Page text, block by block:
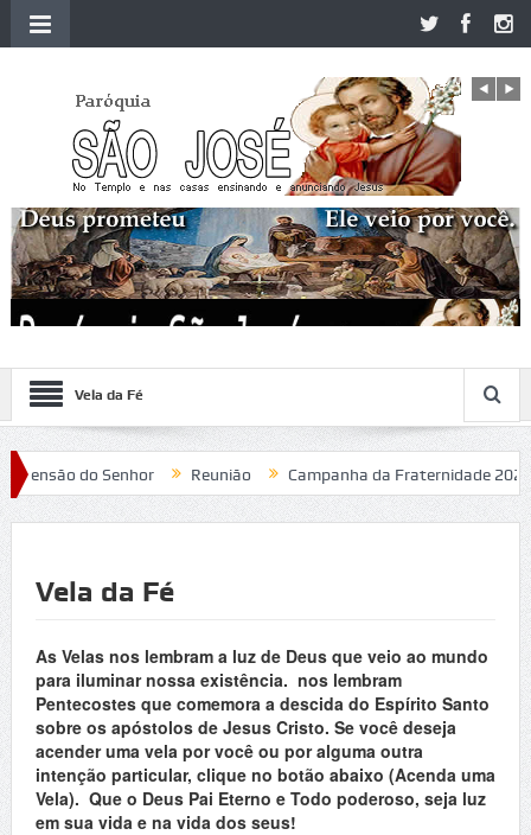
Vela da Fé
do Senhor Reunião Campanha da Fraternidade 2020
Vela da Fé
As Velas nos lembram a luz de Deus que veio ao mundo
para iluminar nossa existência. nos lembram
Pentecostes que comemora a descida do Espírito Santo
sobre os apóstolos de Jesus Cristo. Se você deseja
acender uma vela por você ou por alguma outra
intenção particular, clique no botão abaixo (Acenda uma
Vela). Que o Deus Pai Eterno e Todo poderoso, seja luz
em sua vida e na vida dos seus!